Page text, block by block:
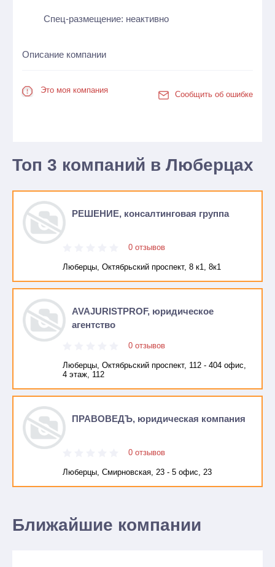
Спец-размещение: неактивно
Описание компании
Это моя компания Сообщить об ошибке
Топ 3 компаний в Люберцах
РЕШЕНИЕ, консалтинговая группа
0 отзывов
Люберцы, Октябрьский проспект, 8 к1, 8к1
AVAJURISTPROF, юридическое
агентство
0 отзывов
Люберцы, Октябрьский проспект, 112 - 404 офис,
4 этаж, 112
ПРАВОВЕДЪ, юридическая компания
0 отзывов
Люберцы, Смирновская, 23 - 5 офис, 23
Ближайшие компании